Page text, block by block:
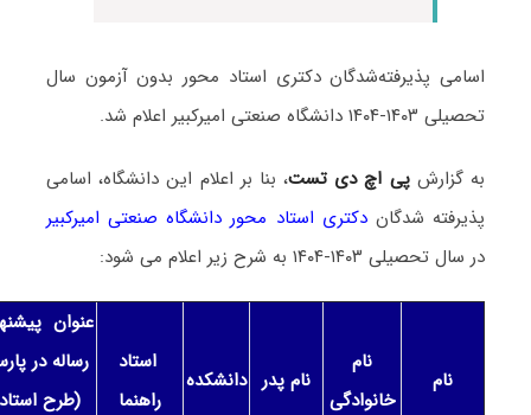
اسامی پذیرفته‌شدگان دکتری استاد محور بدون آزمون سال
تحصیلی ۱۴۰۳-۱۴۰۴ دانشگاه صنعتی امیرکبیر اعلام شد.
به گزارشپی اچ دی تست، بنا بر اعلام این دانشگاه، اسامی
پذیرفته شدگاندکتری استاد محور دانشگاه صنعتی امیرکبیر
در سال تحصیلی ۱۴۰۳-۱۴۰۴ به شرح زیر اعلام می شود:
نام
نام
خانوادگی
نام پدر دانشکده
استاد
راهنما
عنوان
رساله در
(طرح استاد